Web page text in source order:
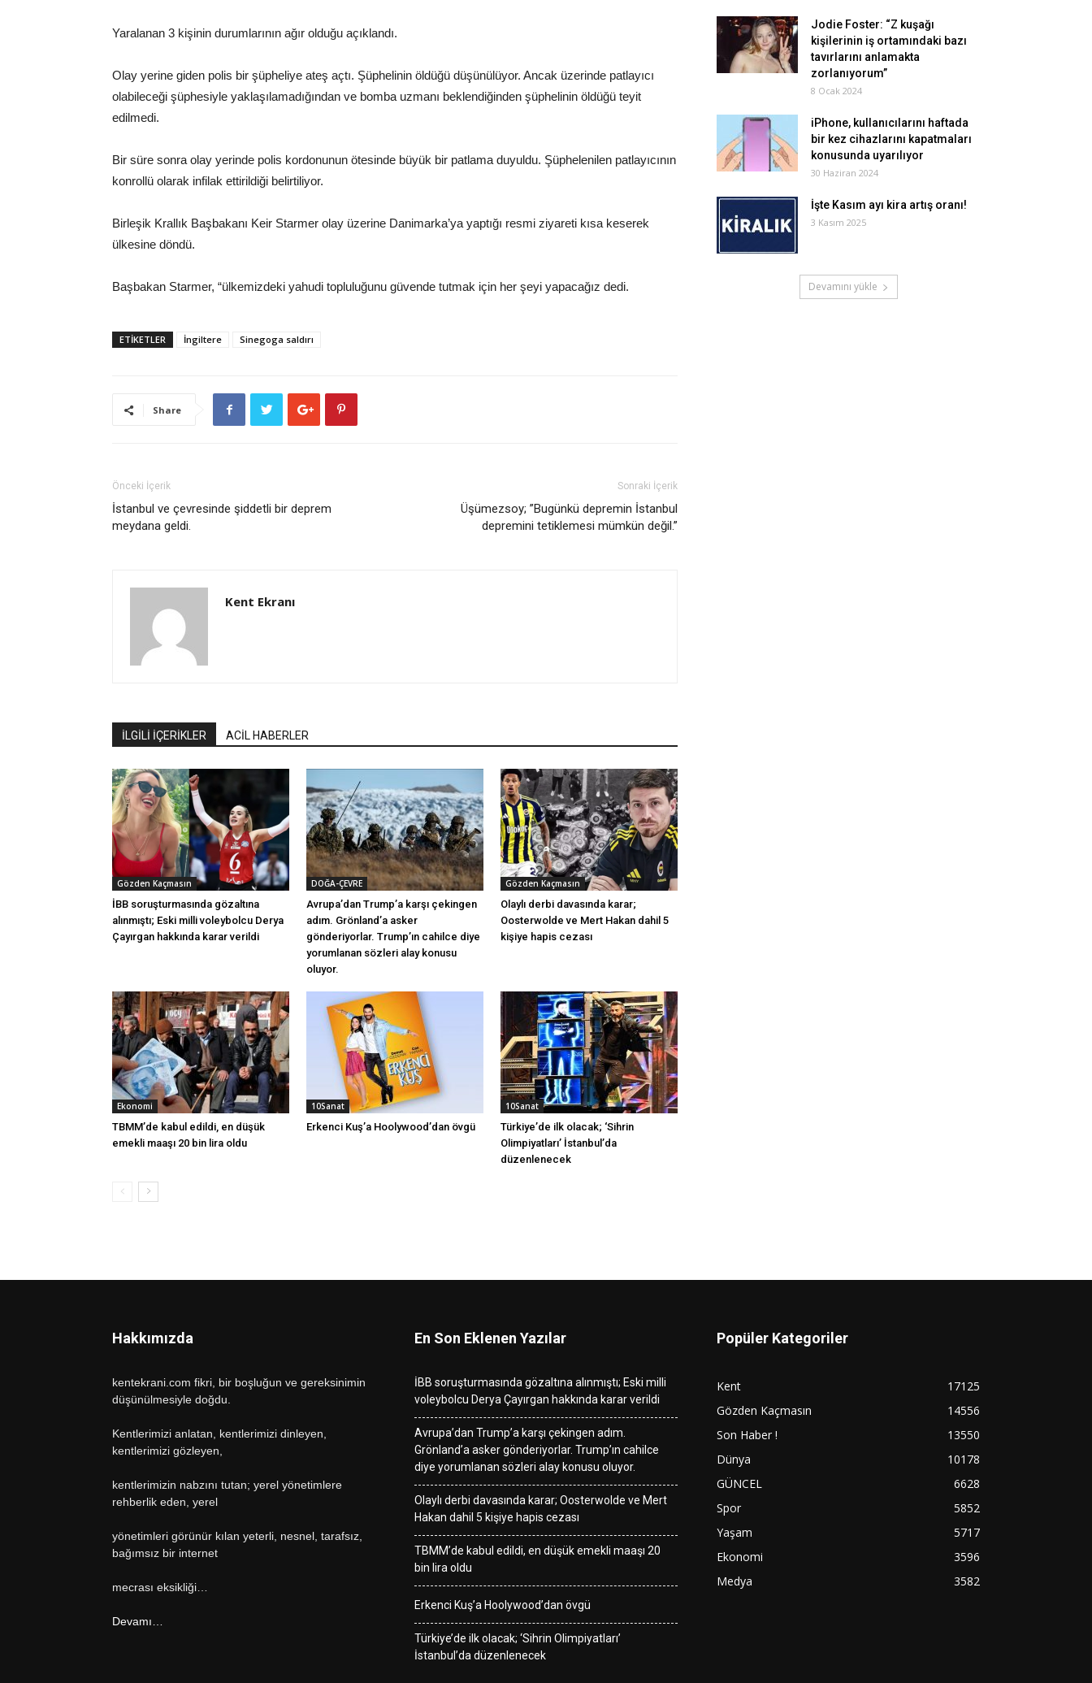
Yaralanan 3 kişinin durumlarının ağır olduğu açıklandı.
Olay yerine giden polis bir şüpheliye ateş açtı. Şüphelinin öldüğü düşünülüyor. Ancak üzerinde patlayıcı
olabileceği şüphesiyle yaklaşılamadığından ve bomba uzmanı beklendiğinden şüphelinin öldüğü teyit
edilmedi.
Bir süre sonra olay yerinde polis kordonunun ötesinde büyük bir patlama duyuldu. Şüphelenilen patlayıcının
konrollü olarak infilak ettirildiği belirtiliyor.
Birleşik Krallık Başbakanı Keir Starmer olay üzerine Danimarka’ya yaptığı resmi ziyareti kısa keserek
ülkesine döndü.
Başbakan Starmer, “ülkemizdeki yahudi topluluğunu güvende tutmak için her şeyi yapacağız dedi.
ETİKETLER İngiltere Sinegoga saldırı
Share
Önceki İçerik
İstanbul ve çevresinde şiddetli bir deprem
meydana geldi.
Sonraki İçerik
Üşümezsoy; ”Bugünkü depremin İstanbul
depremini tetiklemesi mümkün değil.”
Kent Ekranı
İLGİLİ İÇERİKLER ACİL HABERLER
Gözden Kaçmasın
İBB soruşturmasında gözaltına
alınmıştı; Eski milli voleybolcu Derya
Çayırgan hakkında karar verildi
DOĞA-ÇEVRE
Avrupa’dan Trump’a karşı çekingen
adım. Grönland’a asker
gönderiyorlar. Trump’ın cahilce diye
yorumlanan sözleri alay konusu
oluyor.
Gözden Kaçmasın
Olaylı derbi davasında karar;
Oosterwolde ve Mert Hakan dahil 5
kişiye hapis cezası
Ekonomi
TBMM’de kabul edildi, en düşük
emekli maaşı 20 bin lira oldu
10Sanat
Erkenci Kuş’a Hoolywood’dan övgü
10Sanat
Türkiye’de ilk olacak; ‘Sihrin
Olimpiyatları’ İstanbul’da
düzenlenecek
Jodie Foster: “Z kuşağı
kişilerinin iş ortamındaki bazı
tavırlarını anlamakta
zorlanıyorum”
8 Ocak 2024
iPhone, kullanıcılarını haftada
bir kez cihazlarını kapatmaları
konusunda uyarılıyor
30 Haziran 2024
İşte Kasım ayı kira artış oranı!
3 Kasım 2025
Devamını yükle
Hakkımızda
kentekrani.com fikri, bir boşluğun ve gereksinimin
düşünülmesiyle doğdu.
Kentlerimizi anlatan, kentlerimizi dinleyen,
kentlerimizi gözleyen,
kentlerimizin nabzını tutan; yerel yönetimlere
rehberlik eden, yerel
yönetimleri görünür kılan yeterli, nesnel, tarafsız,
bağımsız bir internet
mecrası eksikliği…
Devamı…
En Son Eklenen Yazılar
İBB soruşturmasında gözaltına alınmıştı; Eski milli
voleybolcu Derya Çayırgan hakkında karar verildi
Avrupa’dan Trump’a karşı çekingen adım.
Grönland’a asker gönderiyorlar. Trump’ın cahilce
diye yorumlanan sözleri alay konusu oluyor.
Olaylı derbi davasında karar; Oosterwolde ve Mert
Hakan dahil 5 kişiye hapis cezası
TBMM’de kabul edildi, en düşük emekli maaşı 20
bin lira oldu
Erkenci Kuş’a Hoolywood’dan övgü
Türkiye’de ilk olacak; ‘Sihrin Olimpiyatları’
İstanbul’da düzenlenecek
Popüler Kategoriler
Kent
17125
Gözden Kaçmasın
14556
Son Haber !
13550
Dünya
10178
GÜNCEL
6628
Spor
5852
Yaşam
5717
Ekonomi
3596
Medya
3582